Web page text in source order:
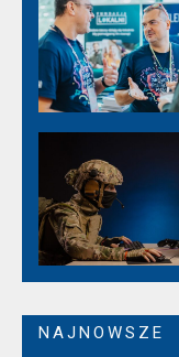
NAJNOWSZE